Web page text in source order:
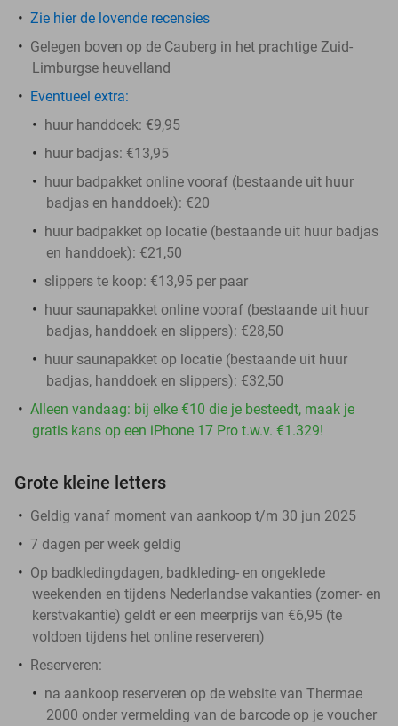
Zie hier de lovende recensies
Gelegen boven op de Cauberg in het prachtige Zuid-
Limburgse heuvelland
Eventueel extra:
huur handdoek: €9,95
huur badjas: €13,95
huur badpakket online vooraf (bestaande uit huur
badjas en handdoek): €20
huur badpakket op locatie (bestaande uit huur badjas
en handdoek): €21,50
slippers te koop: €13,95 per paar
huur saunapakket online vooraf (bestaande uit huur
badjas, handdoek en slippers): €28,50
huur saunapakket op locatie (bestaande uit huur
badjas, handdoek en slippers): €32,50
Alleen vandaag: bij elke €10 die je besteedt, maak je
gratis kans op een iPhone 17 Pro t.w.v. €1.329!
Grote kleine letters
Geldig vanaf moment van aankoop t/m 30 jun 2025
7 dagen per week geldig
Op badkledingdagen, badkleding- en ongeklede
weekenden en tijdens Nederlandse vakanties (zomer- en
kerstvakantie) geldt er een meerprijs van €6,95 (te
voldoen tijdens het online reserveren)
Reserveren:
na aankoop reserveren op de website van Thermae
2000 onder vermelding van de barcode op je voucher